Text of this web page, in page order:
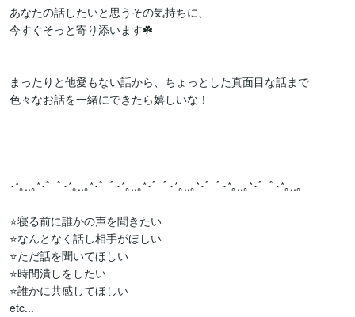
あなたの話したいと思うその気持ちに、
今すぐそっと寄り添います☘️
まったりと他愛もない話から、ちょっとした真面目な話まで
色々なお話を一緒にできたら嬉しいな！
･*｡..｡*･゜ﾟ･*｡..｡*･゜ﾟ･*｡..｡*･゜ﾟ･*｡..｡*･゜ﾟ･*｡..｡*･゜ﾟ･*｡..｡
⭐️寝る前に誰かの声を聞きたい
⭐️なんとなく話し相手がほしい
⭐️ただ話を聞いてほしい
⭐️時間潰しをしたい
⭐️誰かに共感してほしい
etc...